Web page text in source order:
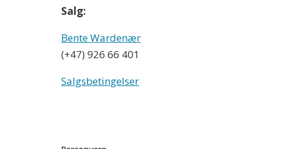
Salg:
Bente Wardenær
(+47) 926 66 401
Salgsbetingelser